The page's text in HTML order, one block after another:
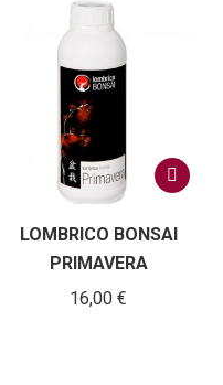
LOMBRICO BONSAI
PRIMAVERA
16,00 €